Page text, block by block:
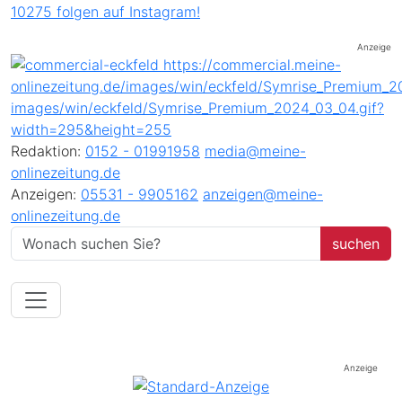
10275 folgen auf Instagram!
Anzeige
Redaktion: 0152 - 01991958 media@meine-
onlinezeitung.de
Anzeigen: 05531 - 9905162 anzeigen@meine-
onlinezeitung.de
Anzeige